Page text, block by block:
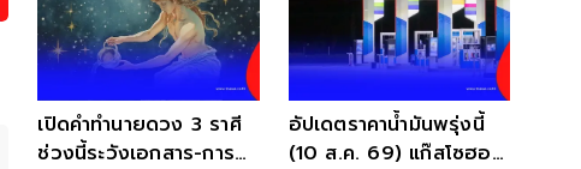
เปิดคำทำนายดวง 3 ราศี
ช่วงนี้ระวังเอกสาร-การ
อัปเดตราคาน้ำมันพรุ่งนี้
(10 ส.ค. 69) แก๊สโซฮอล์